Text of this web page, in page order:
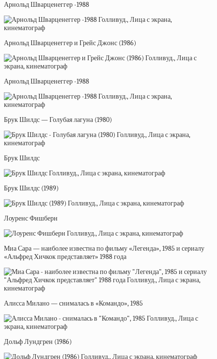
Арнольд Шварценеггер -1988
Арнольд Шварценеггер и Грейс Джонс (1986)
Арнольд Шварценеггер -1988
Брук Шилдс — Голубая лагуна (1980)
Брук Шилдс
Брук Шилдс (1989)
Лоуренс Фишберн
Миа Сара — наиболее известна по фильму «Легенда», 1985 и сериалу
«Альфред Хичкок представляет» 1988 года
Алисса Милано — снималась в «Командо», 1985
Дольф Лундгрен (1986)